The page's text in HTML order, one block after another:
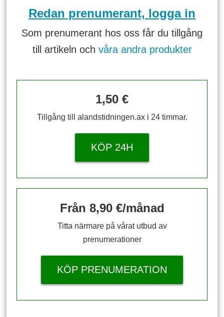
Redan prenumerant, logga in
Som prenumerant hos oss får du tillgång
till artikeln och våra andra produkter
1,50 €
Tillgång till alandstidningen.ax i 24 timmar.
KÖP 24H
Från 8,90 €/månad
Titta närmare på vårat utbud av
prenumerationer
KÖP PRENUMERATION